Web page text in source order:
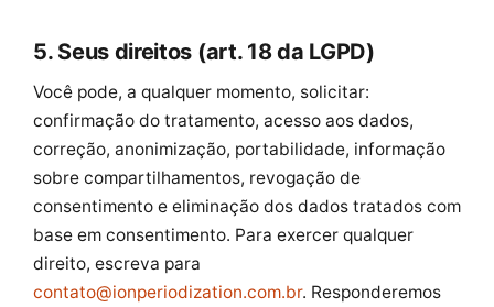
5. Seus direitos (art. 18 da LGPD)
Você pode, a qualquer momento, solicitar:
confirmação do tratamento, acesso aos dados,
correção, anonimização, portabilidade, informação
sobre compartilhamentos, revogação de
consentimento e eliminação dos dados tratados com
base em consentimento. Para exercer qualquer
direito, escreva para
contato@ionperiodization.com.br. Responderemos